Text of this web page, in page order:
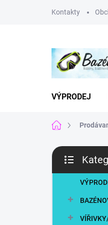
Kontakty
VÝPRODEJ
Domů
P
s
kategorie